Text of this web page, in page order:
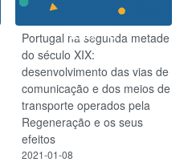
Aula 18
Portugal na segunda metade
do século XIX:
desenvolvimento das vias de
comunicação e dos meios de
transporte operados pela
Regeneração e os seus
efeitos
2021-01-08